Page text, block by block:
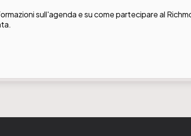
sull'agenda e su come partecipare al
.